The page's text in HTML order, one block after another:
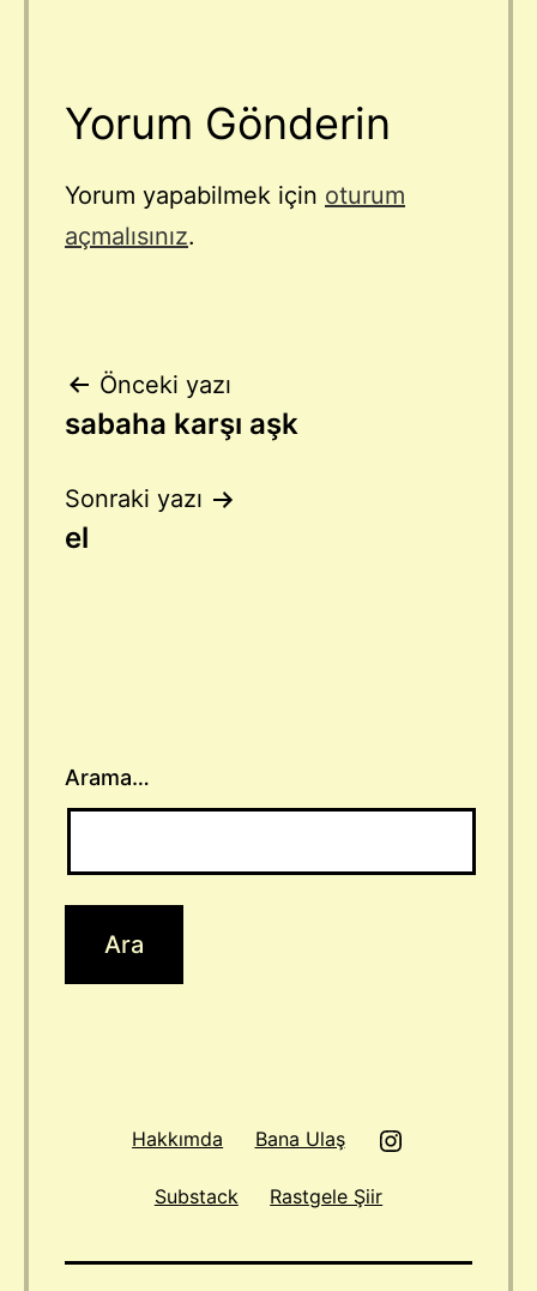
Yorum Gönderin
Yorum yapabilmek için oturum
açmalısınız.
Yazı
gezinmesi
Önceki yazı
sabaha karşı aşk
Sonraki yazı
el
Arama…
Hakkımda Bana Ulaş
Substack Rastgele Şiir